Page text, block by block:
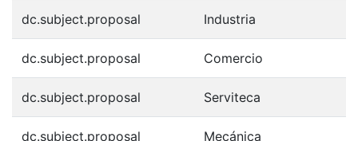
dc.subject.proposal Industria
dc.subject.proposal Comercio
dc.subject.proposal Serviteca
dc.subject.proposal Mecánica